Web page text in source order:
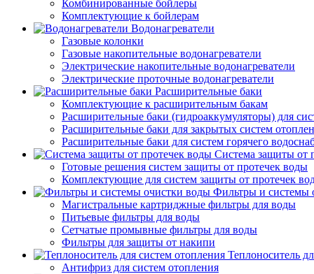
Комбинированные бойлеры
Комплектующие к бойлерам
Водонагреватели
Газовые колонки
Газовые накопительные водонагреватели
Электрические накопительные водонагреватели
Электрические проточные водонагреватели
Расширительные баки
Комплектующие к расширительным бакам
Расширительные баки (гидроаккумуляторы) для
Расширительные баки для закрытых систем
Расширительные баки для систем горячего
Система защиты от
Готовые решения систем защиты от протечек воды
Комплектующие для систем защиты от протечек
Фильтры и системы
Магистральные картриджные фильтры для воды
Питьевые фильтры для воды
Сетчатые промывные фильтры для воды
Фильтры для защиты от накипи
Теплоноситель
Антифриз для систем отопления